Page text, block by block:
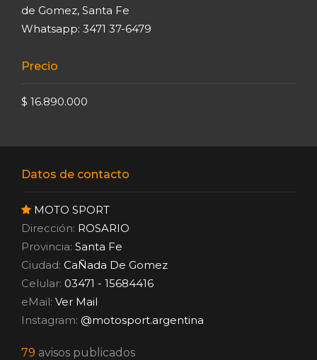
de Gomez, Santa Fe
Whatsapp: 3471 37-6479
Precio
$ 16.890.000
Datos de contacto
MOTO SPORT
Dirección: ROSARIO
Provincia: Santa Fe
Ciudad: CaÑada De Gomez
Celular: 03471 - 15684416
eMail: Ver Mail
Instagram: @motosport.argentina
79 avisos publicados